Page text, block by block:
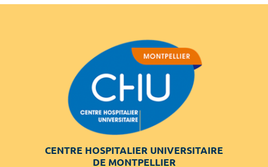
CENTRE HOSPITALIER UNIVERSITAIRE
DE MONTPELLIER